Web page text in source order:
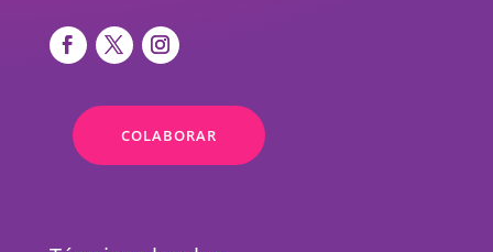
COLABORAR